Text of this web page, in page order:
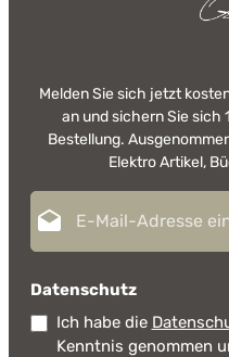
Melden Sie sich jetzt
an und sichern Sie sich
Bestellung.
Elektro Artikel,
Datenschutz
Ich habe die
Kenntnis genommen